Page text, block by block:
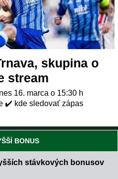
skupina o
stream
16. marca o 15:30 h
✔️ kde sledovať zápas
BONUS
stávkových bonusov